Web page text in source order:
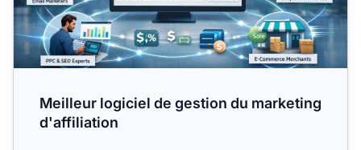
Meilleur logiciel de gestion du marketing
d'affiliation